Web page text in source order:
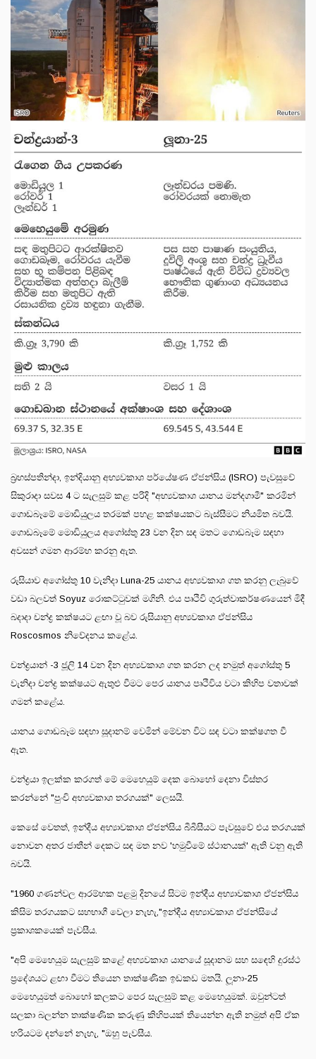
බ්‍රහස්පතින්දා, ඉන්දියානු අභ්‍යවකාශ පර්යේෂණ ඒජන්සිය (ISRO) පැවසුවේ
සිකුරාදා සවස 4 ට සැලසුම් කළ පරිදි "අභ්‍යවකාශ යානය මන්දගාමී" කරමින්
ගොඩබෑමේ මොඩියුලය තරමක් පහළ කක්ෂයකට බැස්සීමට නියමිත බවයි.
ගොඩබෑමේ මොඩියුලය අගෝස්තු 23 වන දින සඳ මතට ගොඩබෑම සඳහා
අවසන් ගමන ආරම්භ කරනු ඇත.
රුසියාව අගෝස්තු 10 වැනිදා Luna-25 යානය අභ්‍යවකාශ ගත කරනු ලැබුවේ
වඩා බලවත් Soyuz රොකට්ටුවක් මගිනි. එය පෘථිවි ගුරුත්වාකර්ෂණයෙන් මිදී
බදාදා චන්ද්‍ර කක්ෂයට ළඟා වූ බව රුසියානු අභ්‍යවකාශ ඒජන්සිය
Roscosmos නිවේදනය කළේය.
චන්ද්‍රයාන් -3 ජූලි 14 වන දින අභ්‍යවකාශ ගත කරන ලද නමුත් අගෝස්තු 5
වැනිදා චන්ද්‍ර කක්ෂයට ඇතුළු වීමට පෙර යානය පෘථිවිය වටා කිහිප වතාවක්
ගමන් කළේය.
යානය ගොඩබෑම සඳහා සූදානම් වෙමින් මේවන විට සඳ වටා කක්ෂගත වී
ඇත.
චන්ද්‍රයා ඉලක්ක කරගත් මේ මෙහෙයුම් දෙක බොහෝ දෙනා විස්තර
කරන්නේ "පුංචි අභ්‍යවකාශ තරගයක්" ලෙසයි.
කෙසේ වෙතත්, ඉන්දීය අභ්‍යාවකාශ ඒජන්සිය බීබීසීයට පැවසුවේ එය තරගයක්
නොවන අතර ජාතීන් දෙකට සඳ මත නව 'හමුවීමේ ස්ථානයක්' ඇති වනු ඇති
බවයි.
"1960 ගණන්වල ආරම්භක පළමු දිනයේ සිටම ඉන්දීය අභ්‍යාවකාශ ඒජන්සිය
කිසිම තරගයකට සහභාගී වෙලා නැහැ,"ඉන්දීය අභ්‍යාවකාශ ඒජන්සියේ
ප්‍රකාශකයෙක් පැවසීය.
"අපි මෙහෙයුම සැලසුම් කළේ අභ්‍යවකාශ යානයේ සූදානම සහ සඳෙහි දුරස්ථ
ප්‍රදේශයට ළඟා වීමට තියෙන තාක්ෂණික ඉඩකඩ මතයි. ලූනා-25
මෙහෙයුමත් බොහෝ කලකට පෙර සැලසුම් කළ මෙහෙයුමක්. ඔවුන්ටත්
සලකා බලන්න තාක්ෂණික කරුණු කිහිපයක් තියෙන්න ඇති නමුත් අපි ඒක
හරියටම දන්නේ නැහැ, "ඔහු පැවසීය.